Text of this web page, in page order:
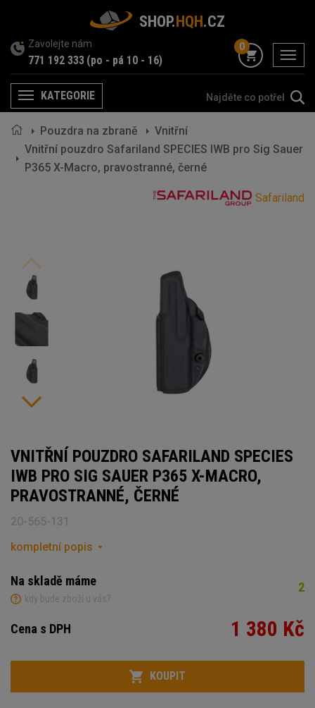
SHOP.HQH.CZ
Zavolejte nám
771 192 333 (po - pá 10 - 16) menu
0
MenuKATEGORIE
Pouzdra na zbraně
Vnitřní
Vnitřní pouzdro Safariland SPECIES IWB pro Sig Sauer
P365 X-Macro, pravostranné, černé
Safariland
VNITŘNÍ POUZDRO SAFARILAND SPECIES
IWB PRO SIG SAUER P365 X-MACRO,
PRAVOSTRANNÉ, ČERNÉ
20-565-131
kompletní popis
Na skladě máme
kdy bude zboží u vás?
2
Cena s DPH 1 380 Kč
Počet
KOUPIT